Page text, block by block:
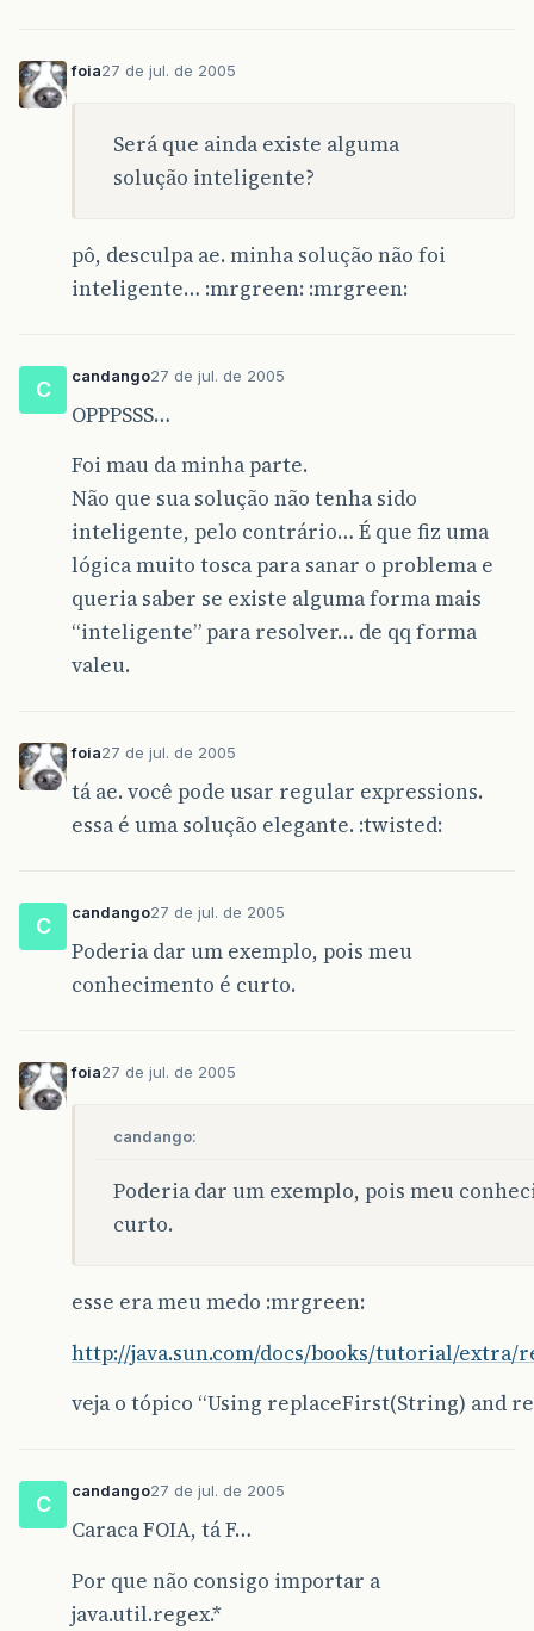
foia27 de jul. de 2005
Será que ainda existe alguma
solução inteligente?
pô, desculpa ae. minha solução não foi
inteligente… :mrgreen: :mrgreen:
C
candango27 de jul. de 2005
OPPPSSS…
Foi mau da minha parte.
Não que sua solução não tenha sido
inteligente, pelo contrário… É que fiz uma
lógica muito tosca para sanar o problema e
queria saber se existe alguma forma mais
“inteligente” para resolver… de qq forma
valeu.
foia27 de jul. de 2005
tá ae. você pode usar regular expressions.
essa é uma solução elegante. :twisted:
C
candango27 de jul. de 2005
Poderia dar um exemplo, pois meu
conhecimento é curto.
foia27 de jul. de 2005
candango:
Poderia dar um exemplo, pois meu
curto.
esse era meu medo :mrgreen:
http://java.sun.com/docs/books/tutorial/extra/
veja o tópico “Using replaceFirst(String) and
C
candango27 de jul. de 2005
Caraca FOIA, tá F…
Por que não consigo importar a
java.util.regex.*